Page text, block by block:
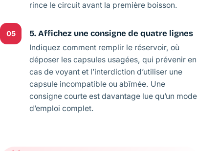
rince le circuit avant la première boisson.
05 5. Affichez une consigne de quatre lignes
Indiquez comment remplir le réservoir, où
déposer les capsules usagées, qui prévenir en
cas de voyant et l’interdiction d’utiliser une
capsule incompatible ou abîmée. Une
consigne courte est davantage lue qu’un mode
d’emploi complet.